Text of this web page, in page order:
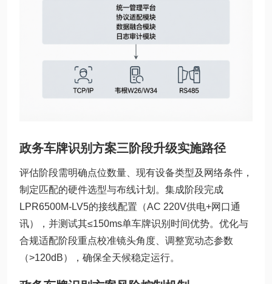
政务车牌识别方案三阶段升级实施路径
评估阶段需明确点位数量、现有设备类型及网络条件，
制定匹配的硬件选型与布线计划。集成阶段完成
LPR6500M-LV5的接线配置（AC 220V供电+网口通
讯），并测试其≤150ms单车牌识别时间优势。优化与
合规适配阶段重点校准镜头角度、调整宽动态参数
（>120dB），确保全天候稳定运行。